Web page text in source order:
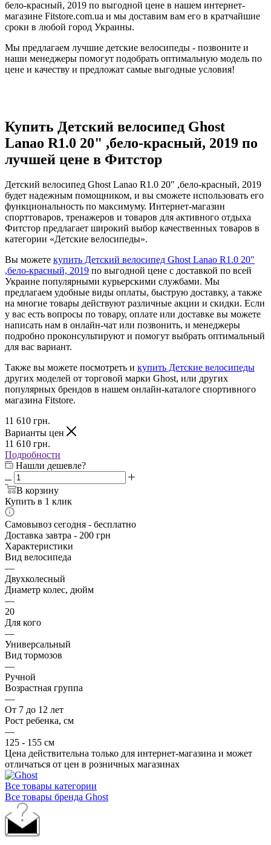
бело-красный, 2019 по выгодной цене в нашем интернет-
магазине Fitstore.com.ua и мы доставим вам его в кратчайшие
сроки в любой город Украины.
Мы предлагаем лучшие детские велосипеды - позвоните и
наши менеджеры помогут подобрать оптимальную модель по
цене и качеству и предложат самые выгодные условия!
Купить Детский велосипед Ghost
Lanao R1.0 20" ,бело-красный, 2019 по
лучшей цене в Фитстор
Детский велосипед Ghost Lanao R1.0 20" ,бело-красный, 2019
будет надежным помощником, и вы сможете использовать его
функциональность по максимуму. Интернет-магазин
спорттоваров, тренажеров и товаров для активного отдыха
Фитстор предлагает широкий выбор качественных товаров в
категории «Детские велосипеды».
Вы можете купить Детский велосипед Ghost Lanao R1.0 20"
,бело-красный, 2019 по выгодной цене с доставкой по всей
Украине популярными курьерскими службами. Мы
предлагаем удобные виды оплаты, быструю доставку, а также
на многие товары действуют различные акции и скидки. Если
у вас есть вопросы по товару, оплате или доставке вы можете
написать нам в онлайн-чат или позвонить, и менеджеры
подробно проконсультируют и помогут выбрать оптимальный
для вас вариант.
Также вы можете посмотреть и купить Детские велосипеды
других моделей от торговой марки Ghost, или других
популярных брендов в нашем онлайн-каталоге спортивного
магазина Fitstore.
11 610 грн.
Варианты цен
11 610 грн.
Подробности
Нашли дешевле?
В корзину
Купить в 1 клик
Самовывоз сегодня - бесплатно
Доставка завтра - 200 грн
Характеристики
Вид велосипеда
—
Двухколесный
Диаметр колес, дюйм
—
20
Для кого
—
Универсальный
Вид тормозов
—
Ручной
Возрастная группа
—
От 7 до 12 лет
Рост ребенка, см
—
125 - 155 см
Цена действительна только для интернет-магазина и может
отличаться от цен в розничных магазинах
Все товары категории
Все товары бренда Ghost